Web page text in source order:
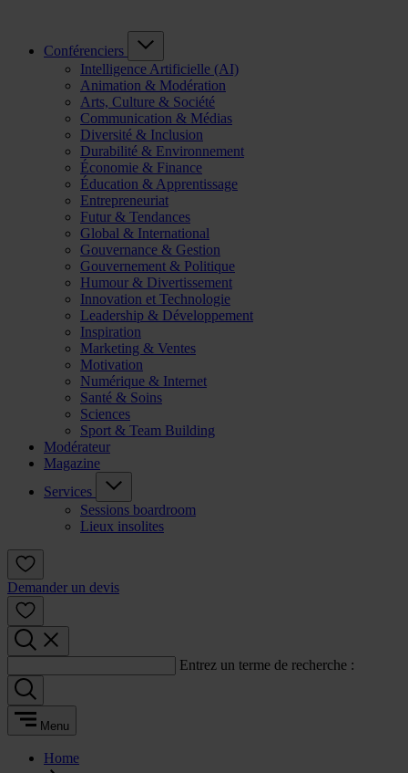
Conférenciers
Intelligence Artificielle (AI)
Animation & Modération
Arts, Culture & Société
Communication & Médias
Diversité & Inclusion
Durabilité & Environnement
Économie & Finance
Éducation & Apprentissage
Entrepreneuriat
Futur & Tendances
Global & International
Gouvernance & Gestion
Gouvernement & Politique
Humour & Divertissement
Innovation et Technologie
Leadership & Développement
Inspiration
Marketing & Ventes
Motivation
Numérique & Internet
Santé & Soins
Sciences
Sport & Team Building
Modérateur
Magazine
Services
Sessions boardroom
Lieux insolites
Demander un devis
Entrez un terme de recherche :
Menu
Home